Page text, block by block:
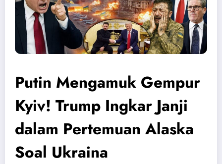
Putin Mengamuk Gempur
Kyiv! Trump Ingkar Janji
dalam Pertemuan Alaska
Soal Ukraina